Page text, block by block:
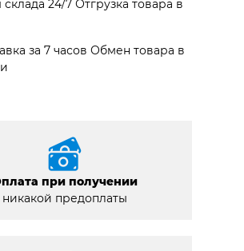
24/7 Отгрузка товара в
за 7 часов Обмен товара в
при получении
никакой предоплаты